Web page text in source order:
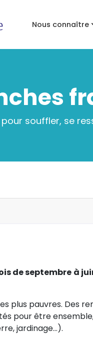
Nous connaître
souffler, se
de septembre à
plus pauvres. Des
pour être
jardinage…).